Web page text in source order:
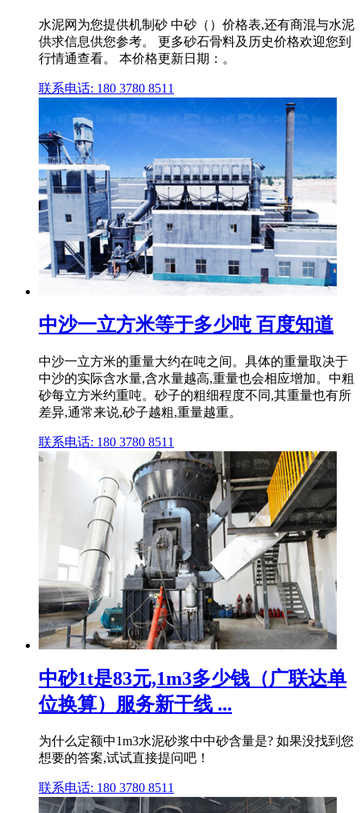
水泥网为您提供机制砂 中砂（）价格表,还有商混与水泥
供求信息供您参考。 更多砂石骨料及历史价格欢迎您到
行情通查看。 本价格更新日期：。
联系电话: 180 3780 8511
中沙一立方米等于多少吨 百度知道
中沙一立方米的重量大约在吨之间。具体的重量取决于
中沙的实际含水量,含水量越高,重量也会相应增加。中粗
砂每立方米约重吨。砂子的粗细程度不同,其重量也有所
差异,通常来说,砂子越粗,重量越重。
联系电话: 180 3780 8511
中砂1t是83元,1m3多少钱（广联达单
位换算）服务新干线 ...
为什么定额中1m3水泥砂浆中中砂含量是? 如果没找到您
想要的答案,试试直接提问吧！
联系电话: 180 3780 8511